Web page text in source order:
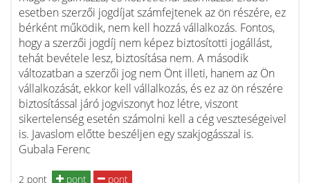
esetben szerzői jogdíjat számfejtenek az ön részére, ez
bérként működik, nem kell hozzá vállalkozás. Fontos,
hogy a szerzői jogdíj nem képez biztosítotti jogállást,
tehát bevétele lesz, biztosítása nem. A második
változatban a szerzői jog nem Önt illeti, hanem az Ön
vállalkozását, ekkor kell vállalkozás, és ez az ön részére
biztosítással járó jogviszonyt hoz létre, viszont
sikertelenség esetén számolni kell a cég veszteségeivel
is. Javaslom előtte beszéljen egy szakjogásszal is.
Gubala Ferenc
2 pont pont
pont